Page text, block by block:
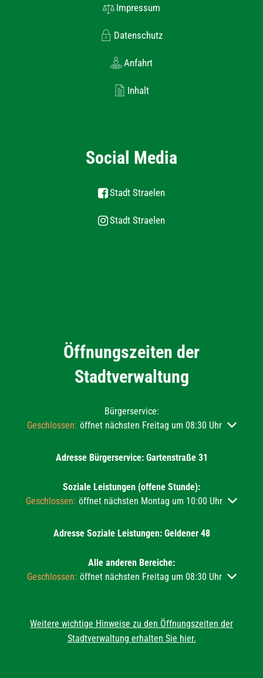
Impressum
Datenschutz
Anfahrt
Inhalt
Social Media
Stadt Straelen
Stadt Straelen
Öffnungszeiten der
Stadtverwaltung
Bürgerservice:
Klicken, um weitere Öffnungs- oder Schließzeiten
Geschlossen: öffnet nächsten Freitag um 08:30 Uhr
Adresse Bürgerservice: Gartenstraße 31
Soziale Leistungen (offene Stunde):
Klicken, um weitere Öffnungs- oder Schließzeiten
Geschlossen: öffnet nächsten Montag um 10:00 Uhr
Adresse Soziale Leistungen: Geldener 48
Alle anderen Bereiche:
Klicken, um weitere Öffnungs- oder Schließzeiten
Geschlossen: öffnet nächsten Freitag um 08:30 Uhr
Weitere wichtige Hinweise zu den Öffnungszeiten der
Stadtverwaltung erhalten Sie hier.